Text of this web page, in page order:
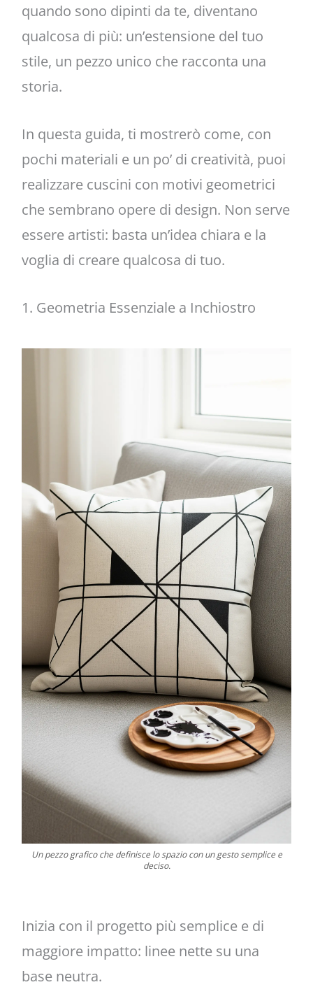
quando sono dipinti da te, diventano
qualcosa di più: un’estensione del tuo
stile, un pezzo unico che racconta una
storia.
In questa guida, ti mostrerò come, con
pochi materiali e un po’ di creatività, puoi
realizzare cuscini con motivi geometrici
che sembrano opere di design. Non serve
essere artisti: basta un’idea chiara e la
voglia di creare qualcosa di tuo.
1. Geometria Essenziale a Inchiostro
Un pezzo grafico che definisce lo spazio con un gesto semplice e
deciso.
Inizia con il progetto più semplice e di
maggiore impatto: linee nette su una
base neutra.